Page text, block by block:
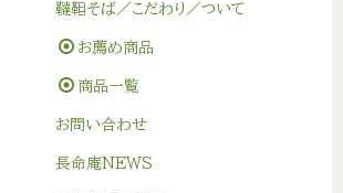
韃靼そば／こだわり／ついて
お薦め商品
商品一覧
お問い合わせ
長命庵NEWS